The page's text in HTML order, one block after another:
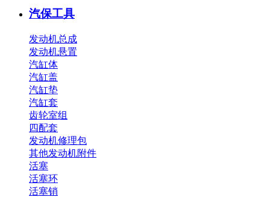
汽保工具
发动机总成
发动机悬置
汽缸体
汽缸盖
汽缸垫
汽缸套
齿轮室组
四配套
发动机修理包
其他发动机附件
活塞
活塞环
活塞销